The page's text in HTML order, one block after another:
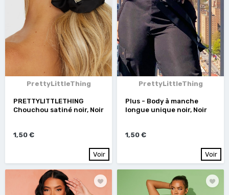
PrettyLittleThing
PRETTYLITTLETHING
Chouchou satiné noir, Noir
1,50 €
Voir
PrettyLittleThing
Plus - Body à manche
longue unique noir, Noir
1,50 €
Voir